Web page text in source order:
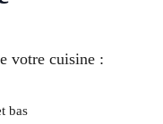
votre cuisine :
bas